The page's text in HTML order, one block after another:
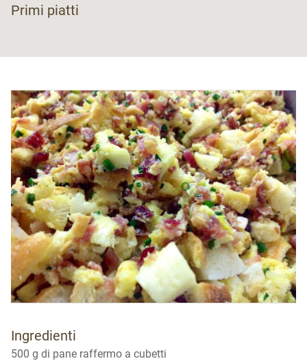
Primi piatti
Ingredienti
500 g di pane raffermo a cubetti